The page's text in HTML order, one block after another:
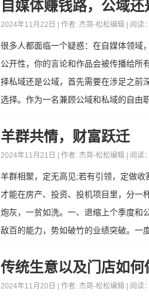
自媒体赚钱路，公域
2024年11月22日 | 作者: 杰哥-松松编辑 | 阅读
很多人都面临一个疑惑：在自媒体领域
公开性，你的言论和作品会被传播给所
择私域还是公域，首先需要在涉足之前
选择。作为一名兼顾公域和私域的自由
​羊群共情，财富跃迁
2024年11月21日 | 作者: 杰哥-松松编辑 | 阅读
羊群相聚，定无高见;若有引领，定做
才能在房产、投资、投机项目里，分一
炮灰，一贫如洗。一、退缩上个季度和
敌百的能力，势如破竹的业绩突破。一
传统生意以及门店如
2024年11月20日 | 作者: 杰哥-松松编辑 | 阅读